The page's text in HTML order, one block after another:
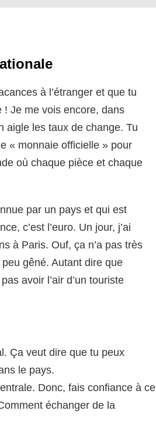
à l’étranger et que tu
! Je me vois encore, dans
aigle les taux de change. Tu
« monnaie officielle » pour
où chaque pièce et chaque
par un pays et qui est
c’est l’euro. Un jour, j’ai
à Paris. Ouf, ça n’a pas très
gêné. Autant dire que
avoir l’air d’un touriste
Ça veut dire que tu peux
le pays.
Donc, fais confiance à ce
échanger de la